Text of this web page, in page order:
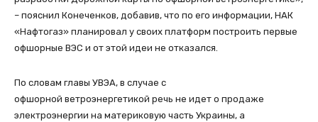
– пояснил Конеченков, добавив, что по его информации, НАК
«Нафтогаз» планировал у своих платформ построить первые
офшорные ВЭС и от этой идеи не отказался.
По словам главы УВЭА, в случае с
офшорной ветроэнергетикой речь не идет о продаже
электроэнергии на материковую часть Украины, а